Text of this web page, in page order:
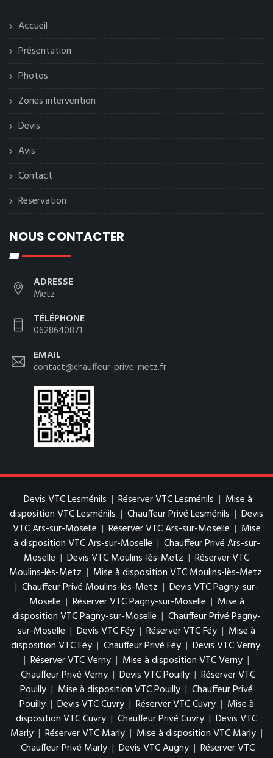
Accueil
Présentation
Photos
Zones intervention
Devis
Avis
Contact
Reservation
NOUS CONTACTER
ADRESSE
Metz
TÉLÉPHONE
0628640871
EMAIL
contact@chauffeur-prive-metz.fr
Devis VTC Lesménils | Réserver VTC Lesménils | Mise à
disposition VTC Lesménils | Chauffeur Privé Lesménils | Devis
VTC Ars-sur-Moselle | Réserver VTC Ars-sur-Moselle | Mise
à disposition VTC Ars-sur-Moselle | Chauffeur Privé Ars-sur-
Moselle | Devis VTC Moulins-lès-Metz | Réserver VTC
Moulins-lès-Metz | Mise à disposition VTC Moulins-lès-Metz
| Chauffeur Privé Moulins-lès-Metz | Devis VTC Pagny-sur-
Moselle | Réserver VTC Pagny-sur-Moselle | Mise à
disposition VTC Pagny-sur-Moselle | Chauffeur Privé Pagny-
sur-Moselle | Devis VTC Féy | Réserver VTC Féy | Mise à
disposition VTC Féy | Chauffeur Privé Féy | Devis VTC Verny
| Réserver VTC Verny | Mise à disposition VTC Verny |
Chauffeur Privé Verny | Devis VTC Pouilly | Réserver VTC
Pouilly | Mise à disposition VTC Pouilly | Chauffeur Privé
Pouilly | Devis VTC Cuvry | Réserver VTC Cuvry | Mise à
disposition VTC Cuvry | Chauffeur Privé Cuvry | Devis VTC
Marly | Réserver VTC Marly | Mise à disposition VTC Marly |
Chauffeur Privé Marly | Devis VTC Augny | Réserver VTC